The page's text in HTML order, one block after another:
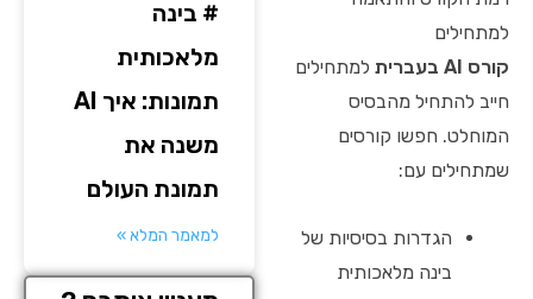
למתחילים
קורס AI בעברית
למתחילים
חייב להתחיל מהבסיס
המוחלט. חפשו קורסים
שמתחילים עם:
הגדרות בסיסיות של
בינה מלאכותית
# בינה
מלאכותית
תמונות: איך AI
משנה את
תמונת העולם
למאמר המלא »